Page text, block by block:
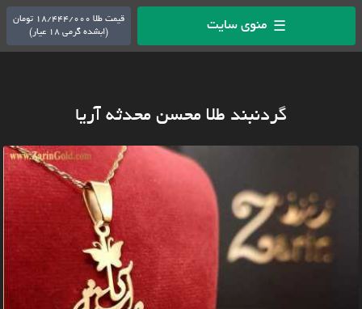
☰ منوی سایت
قیمت طلا 18/444/000 تومان
(ابشده گرمی 18 عیار)
گردنبند طلا محسن محدثه آریا